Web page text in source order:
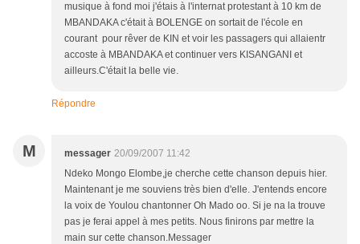
musique à fond moi j'étais à l'internat protestant à 10 km de
MBANDAKA c'était à BOLENGE on sortait de l'école en
courant pour rêver de KIN et voir les passagers qui allaientr
accoste à MBANDAKA et continuer vers KISANGANI et
ailleurs.C'était la belle vie.
Répondre
M messager 20/09/2007 11:42
Ndeko Mongo Elombe,je cherche cette chanson depuis hier.
Maintenant je me souviens très bien d'elle. J'entends encore
la voix de Youlou chantonner Oh Mado oo. Si je na la trouve
pas je ferai appel à mes petits. Nous finirons par mettre la
main sur cette chanson.Messager